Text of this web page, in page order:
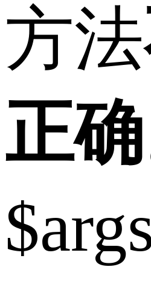
方法
正确